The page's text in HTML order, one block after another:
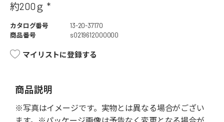
約200ｇ *
カタログ番号
13-20-37170
商品番号
s0219612000000
マイリストに登録する
商品説明
※写真はイメージです。実物とは異なる場合がござい